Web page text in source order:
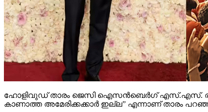
ഹോളിവുഡ് താരം ജെസി ഐസന്‍ബെര്‍ഗ് എസ്.എസ്.
കാണാത്ത അമേരിക്കക്കാര്‍ ഇല്ല” എന്നാണ് താരം